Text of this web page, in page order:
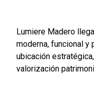
Lumiere Madero
moderna, funcional y
ubicación
valorización